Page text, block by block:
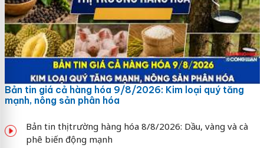
Bản tin giá cả hàng hóa 9/8/2026: Kim loại quý tăng
mạnh, nông sản phân hóa
Bản tin thị trường hàng hóa 8/8/2026: Dầu, vàng và cà
phê biến động mạnh